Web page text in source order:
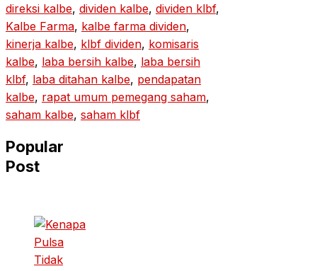
direksi kalbe, dividen kalbe, dividen klbf
Kalbe Farma, kalbe farma dividen
kinerja kalbe, klbf dividen, komisaris
kalbe, laba bersih kalbe, laba bersih
klbf, laba ditahan kalbe, pendapatan
kalbe, rapat umum pemegang saham
saham kalbe, saham klbf
Popular
Post